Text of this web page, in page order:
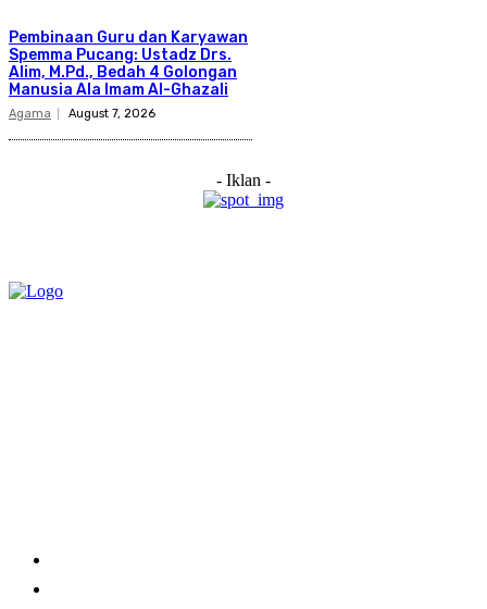
Pembinaan Guru dan Karyawan
Spemma Pucang: Ustadz Drs.
Alim, M.Pd., Bedah 4 Golongan
Manusia Ala Imam Al-Ghazali
Agama August 7, 2026
- Iklan -